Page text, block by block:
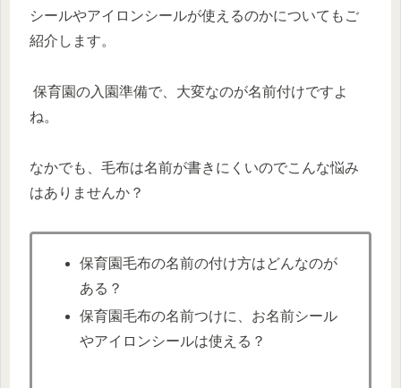
シールやアイロンシールが使えるのかについてもご
紹介します。
保育園の入園準備で、大変なのが名前付けですよ
ね。
なかでも、毛布は名前が書きにくいのでこんな悩み
はありませんか？
保育園毛布の名前の付け方はどんなのが
ある？
保育園毛布の名前つけに、お名前シール
やアイロンシールは使える？